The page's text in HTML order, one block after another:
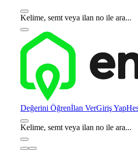
Kelime, semt veya ilan no ile ara...
Değerini Öğrenİlan VerGiriş Yap
Kelime, semt veya ilan no ile ara...